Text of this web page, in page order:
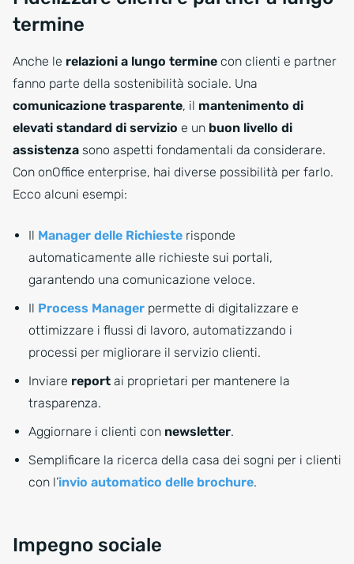
termine
Anche le relazioni a lungo termine con clienti e partner
fanno parte della sostenibilità sociale. Una
comunicazione trasparente, il mantenimento di
elevati standard di servizio e un buon livello di
assistenza sono aspetti fondamentali da considerare.
Con onOffice enterprise, hai diverse possibilità per farlo.
Ecco alcuni esempi:
Il Manager delle Richieste risponde
automaticamente alle richieste sui portali,
garantendo una comunicazione veloce.
Il Process Manager permette di digitalizzare e
ottimizzare i flussi di lavoro, automatizzando i
processi per migliorare il servizio clienti.
Inviare report ai proprietari per mantenere la
trasparenza.
Aggiornare i clienti con newsletter.
Semplificare la ricerca della casa dei sogni per i clienti
con l’invio automatico delle brochure.
Impegno sociale